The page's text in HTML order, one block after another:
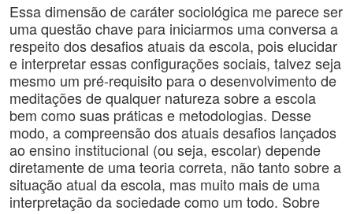
Essa dimensão de caráter sociológica me parece ser
uma questão chave para iniciarmos uma conversa a
respeito dos desafios atuais da escola, pois elucidar
e interpretar essas configurações sociais, talvez seja
mesmo um pré-requisito para o desenvolvimento de
meditações de qualquer natureza sobre a escola
bem como suas práticas e metodologias. Desse
modo, a compreensão dos atuais desafios lançados
ao ensino institucional (ou seja, escolar) depende
diretamente de uma teoria correta, não tanto sobre a
situação atual da escola, mas muito mais de uma
interpretação da sociedade como um todo. Sobre